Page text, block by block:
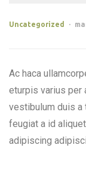
Uncategorized
Ac haca
eturpis varius per
vestibulum duis a
feugiat a id
adipiscing